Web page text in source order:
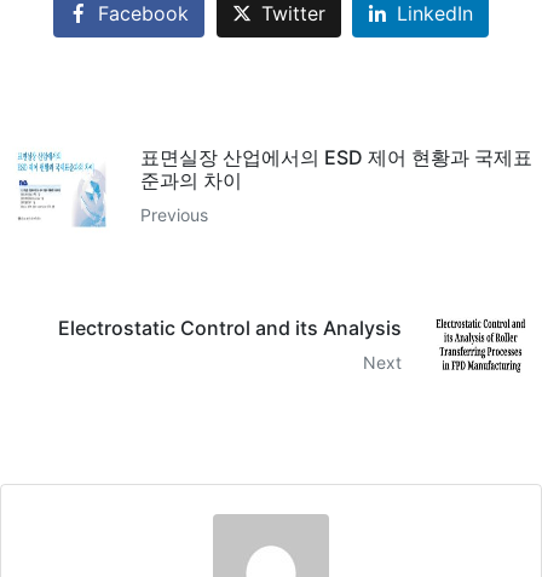
Facebook Twitter LinkedIn
표면실장 산업에서의 ESD 제어 현황과 국제표
준과의 차이
Previous
Electrostatic Control and its Analysis
Next